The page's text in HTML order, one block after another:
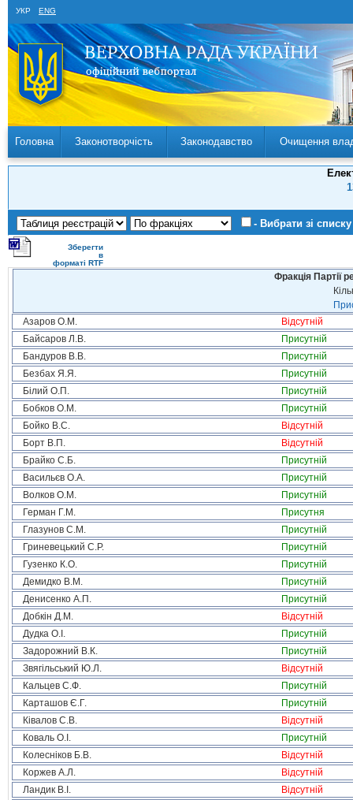
УКР ENG
Головна Законотворчість Законодавство Очищення
- Вибрати зі списку
Зберегти
в
форматі RTF
Фракція Партії
Азаров О.М.
Відсутній
Байсаров Л.В.
Присутній
Бандуров В.В.
Присутній
Безбах Я.Я.
Присутній
Білий О.П.
Присутній
Бобков О.М.
Присутній
Бойко В.С.
Відсутній
Борт В.П.
Відсутній
Брайко С.Б.
Присутній
Васильєв О.А.
Присутній
Волков О.М.
Присутній
Герман Г.М.
Присутня
Глазунов С.М.
Присутній
Гриневецький С.Р.
Присутній
Гузенко К.О.
Присутній
Демидко В.М.
Присутній
Денисенко А.П.
Присутній
Добкін Д.М.
Відсутній
Дудка О.І.
Присутній
Задорожний В.К.
Присутній
Звягільський Ю.Л.
Відсутній
Кальцев С.Ф.
Присутній
Карташов Є.Г.
Присутній
Ківалов С.В.
Відсутній
Коваль О.І.
Присутній
Колесніков Б.В.
Відсутній
Коржев А.Л.
Відсутній
Ландик В.І.
Відсутній